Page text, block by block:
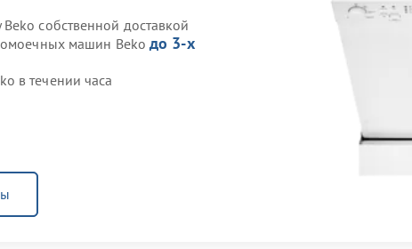
собственной доставкой
машин Beko до 3-х
в течении часа